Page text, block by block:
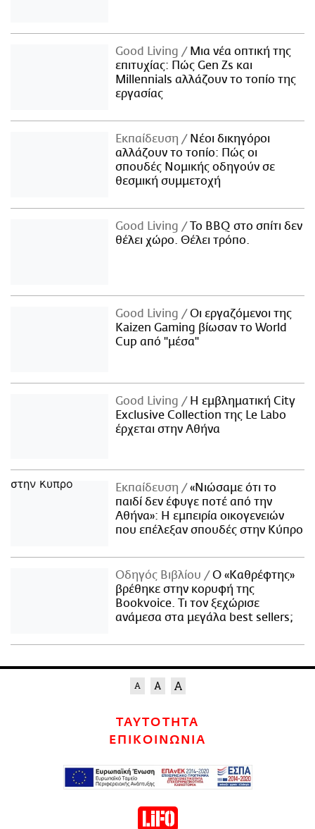
Good Living
Μια νέα οπτική της
επιτυχίας: Πώς Gen Zs και
Millennials αλλάζουν το τοπίο της
εργασίας
Εκπαίδευση
Νέοι δικηγόροι
αλλάζουν το τοπίο: Πώς οι
σπουδές Νομικής οδηγούν σε
θεσμική συμμετοχή
Good Living
Το BBQ στο σπίτι δεν
θέλει χώρο. Θέλει τρόπο.
Good Living
Οι εργαζόμενοι της
Kaizen Gaming βίωσαν το World
Cup από "μέσα"
Good Living
Η εμβληματική City
Exclusive Collection της Le Labo
έρχεται στην Αθήνα
Εκπαίδευση
«Νιώσαμε ότι το
παιδί δεν έφυγε ποτέ από την
Αθήνα»: Η εμπειρία οικογενειών
που επέλεξαν σπουδές στην Κύπρο
Οδηγός Βιβλίου
Ο «Καθρέφτης»
βρέθηκε στην κορυφή της
Bookvoice. Τι τον ξεχώρισε
ανάμεσα στα μεγάλα best sellers;
ΤΑΥΤΟΤΗΤΑ
ΕΠΙΚΟΙΝΩΝΙΑ